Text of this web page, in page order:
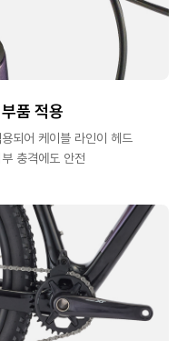
품 적용
되어 케이블 라인이 헤드
충격에도 안전